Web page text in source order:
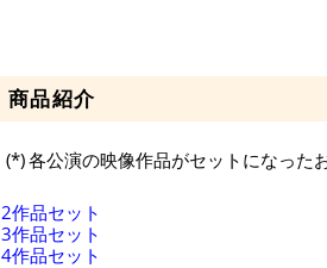
商品紹介
各公演の映像作品がセットになった
2作品セット
3作品セット
4作品セット